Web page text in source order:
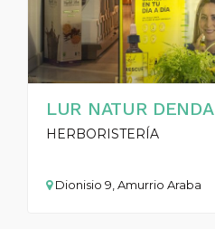
LUR NATUR DENDA
HERBORISTERÍA
Dionisio 9, Amurrio Araba